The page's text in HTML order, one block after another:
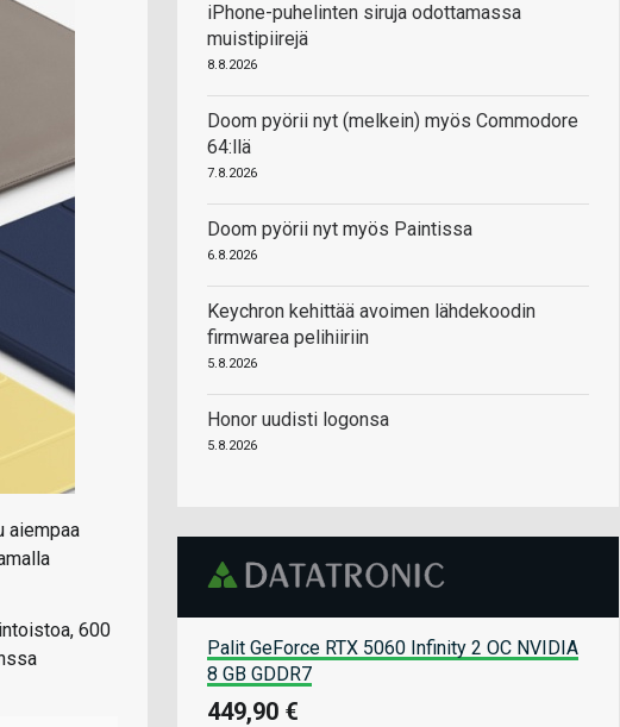
aiempaa
600
iPhone-puhelinten siruja odottamassa
muistipiirejä
8.8.2026
Doom pyörii nyt (melkein) myös Commodore
64:llä
7.8.2026
Doom pyörii nyt myös Paintissa
6.8.2026
Keychron kehittää avoimen lähdekoodin
firmwarea pelihiiriin
5.8.2026
Honor uudisti logonsa
5.8.2026
Palit GeForce RTX 5060 Infinity 2 OC NVIDIA
8 GB GDDR7
449,90 €